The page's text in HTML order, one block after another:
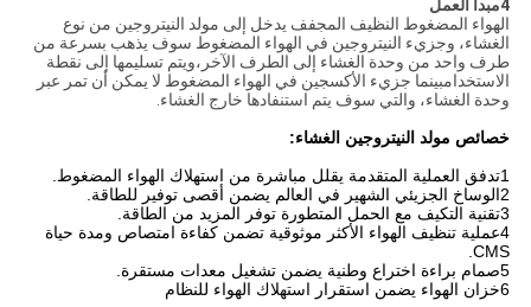
4مبدأ العمل
الهواء المضغوط النظيف المجفف يدخل إلى مولد النيتروجين من نوع
الغشاء، وجزيء النيتروجين في الهواء المضغوط سوف يذهب بسرعة من
طرف واحد من وحدة الغشاء إلى الطرف الآخر،ويتم تسليمها إلى نقطة
الاستخدامبينما جزيء الأكسجين في الهواء المضغوط لا يمكن أن تمر عبر
وحدة الغشاء، والتي سوف يتم استنفادها خارج الغشاء.
خصائص مولد النيتروجين الغشاء:
1تدفق العملية المتقدمة يقلل مباشرة من استهلاك الهواء المضغوط.
2الوساخ الجزيئي الشهير في العالم يضمن أقصى توفير للطاقة.
3تقنية التكيف مع الحمل المتطورة توفر المزيد من الطاقة.
4عملية تنظيف الهواء الأكثر موثوقية تضمن كفاءة امتصاص ومدة حياة
CMS.
5صمام براءة اختراع وطنية يضمن تشغيل معدات مستقرة.
6خزان الهواء يضمن استقرار استهلاك الهواء للنظام